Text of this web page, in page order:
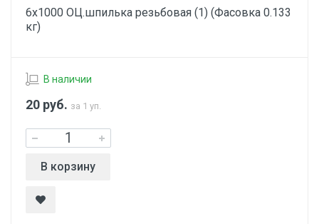
6х1000 ОЦ.шпилька резьбовая (1) (Фасовка 0.133
кг)
В наличии
20 руб. за 1 уп.
В корзину